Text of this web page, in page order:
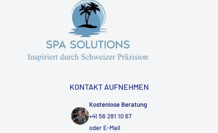
KONTAKT AUFNEHMEN
Kostenlose Beratung
+41 56 281 10 67
oder E-Mail